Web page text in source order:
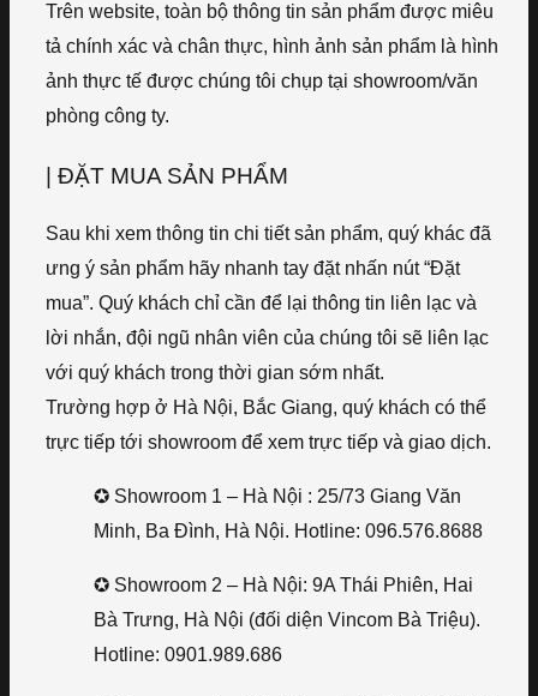
Trên website, toàn bộ thông tin sản phẩm được miêu
tả chính xác và chân thực, hình ảnh sản phẩm là hình
ảnh thực tế được chúng tôi chụp tại showroom/văn
phòng công ty.
| ĐẶT MUA SẢN PHẨM
Sau khi xem thông tin chi tiết sản phẩm, quý khác đã
ưng ý sản phẩm hãy nhanh tay đặt nhấn nút “Đặt
mua”. Quý khách chỉ cần để lại thông tin liên lạc và
lời nhắn, đội ngũ nhân viên của chúng tôi sẽ liên lạc
với quý khách trong thời gian sớm nhất.
Trường hợp ở Hà Nội, Bắc Giang, quý khách có thể
trực tiếp tới showroom để xem trực tiếp và giao dịch.
✪ Showroom 1 – Hà Nội : 25/73 Giang Văn
Minh, Ba Đình, Hà Nội. Hotline: 096.576.8688
✪ Showroom 2 – Hà Nội: 9A Thái Phiên, Hai
Bà Trưng, Hà Nội (đối diện Vincom Bà Triệu).
Hotline: 0901.989.686